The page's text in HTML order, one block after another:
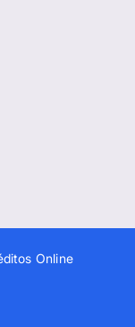
Online